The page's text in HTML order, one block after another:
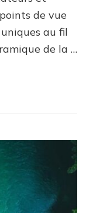
de vue
au fil
de la …